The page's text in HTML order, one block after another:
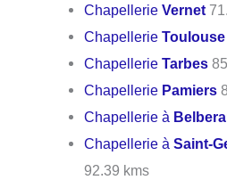
ChapellerieVernet
ChapellerieToulouse
ChapellerieTarbes
Chapellerie Pamiers
Chapellerie à
Chapellerie àSaint-
92.39 kms